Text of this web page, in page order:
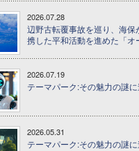
2026.07.28
辺野古転覆事故を巡り、海
携した平和活動を進めた「オ
2026.07.19
テーマパーク:その魅力の謎
2026.05.31
テーマパーク:その魅力の謎